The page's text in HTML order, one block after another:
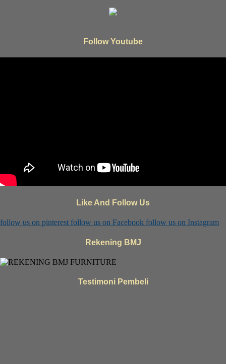
Follow Youtube
Like And Follow Us
follow us on pinterest follow us on Facebook follow us on Instagram
Rekening BMJ
Testimoni Pembeli